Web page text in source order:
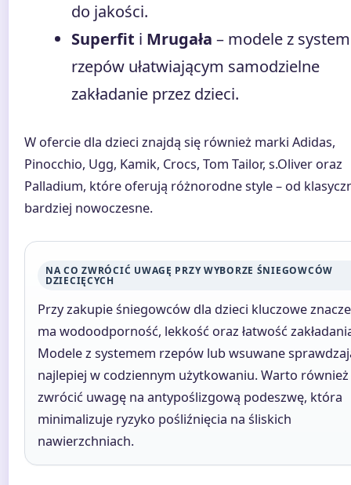
do jakości.
Superfit i Mrugała – modele z
rzepów ułatwiającym samodzielne
zakładanie przez dzieci.
W ofercie dla dzieci znajdą się również marki Adidas,
Pinocchio, Ugg, Kamik, Crocs, Tom Tailor, s.Oliver oraz
Palladium, które oferują różnorodne style – od
bardziej nowoczesne.
NA CO ZWRÓCIĆ UWAGĘ PRZY WYBORZE ŚNIEGOWCÓW
DZIECIĘCYCH
Przy zakupie śniegowców dla dzieci kluczowe
ma wodoodporność, lekkość oraz łatwość
Modele z systemem rzepów lub wsuwane
najlepiej w codziennym użytkowaniu. Warto również
zwrócić uwagę na antypoślizgową podeszwę, która
minimalizuje ryzyko pośliźnięcia na śliskich
nawierzchniach.